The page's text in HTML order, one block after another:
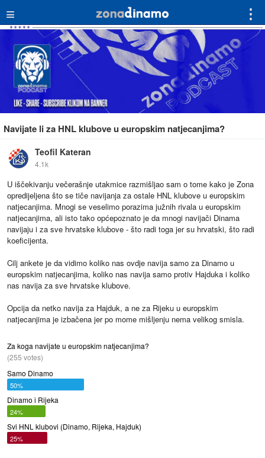
≡ ⋮
Navijate li za HNL klubove u europskim natjecanjima?
Teofil Kateran
4.1k
U iščekivanju večerašnje utakmice razmišljao sam o tome kako je Zona
opredijeljena što se tiče navijanja za ostale HNL klubove u europskim
natjecanjima. Mnogi se veselimo porazima južnih rivala u europskim
natjecanjima, ali isto tako općepoznato je da mnogi navijači Dinama
navijaju i za sve hrvatske klubove - što radi toga jer su hrvatski, što radi
koeficijenta.
Cilj ankete je da vidimo koliko nas ovdje navija samo za Dinamo u
europskim natjecanjima, koliko nas navija samo protiv Hajduka i koliko
nas navija za sve hrvatske klubove.
Opcija da netko navija za Hajduk, a ne za Rijeku u europskim
natjecanjima je izbačena jer po mome mišljenju nema velikog smisla.
Za koga navijate u europskim natjecanjima?
(255 votes)
Samo Dinamo
50%
Dinamo i Rijeka
24%
Svi HNL klubovi (Dinamo, Rijeka, Hajduk)
25%